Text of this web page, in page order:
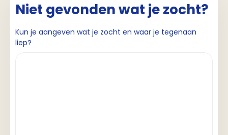
Niet gevonden wat je zocht?
Kun je aangeven wat je zocht en waar je tegenaan
liep?